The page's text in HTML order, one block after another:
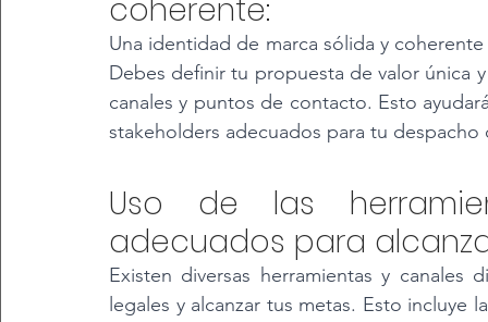
coherente:
Una identidad de marca sólida y
Debes definir tu propuesta de valor única
canales y puntos de contacto. Esto
stakeholders adecuados para tu
Uso de las
adecuados para
Existen diversas herramientas y canales
legales y alcanzar tus metas. Esto